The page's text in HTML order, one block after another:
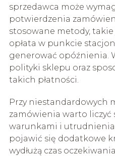
sprzedawca może
potwierdzenia
stosowane metody,
opłata w punkcie
generować opóźnienia.
polityki sklepu oraz
takich płatności.
Przy niestandardowych
zamówienia warto liczyć
warunkami i
pojawić się dodatkowe
wydłużą czas